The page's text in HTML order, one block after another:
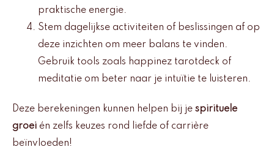
praktische energie.
Stem dagelijkse activiteiten of beslissingen af op
deze inzichten om meer balans te vinden.
Gebruik tools zoals happinez tarotdeck of
meditatie om beter naar je intuïtie te luisteren.
Deze berekeningen kunnen helpen bij je spirituele
groei én zelfs keuzes rond liefde of carrière
beïnvloeden!